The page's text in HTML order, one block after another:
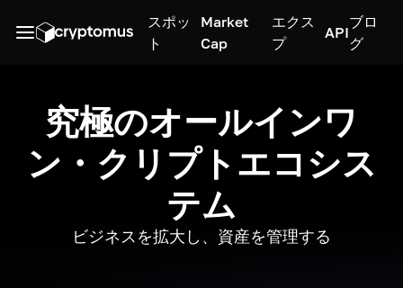
スポッ
ト
Market
Cap
エクス
プ
API
ブロ
グ
究極のオールインワ
ン・クリプトエコシス
テム
ビジネスを拡大し、資産を管理する